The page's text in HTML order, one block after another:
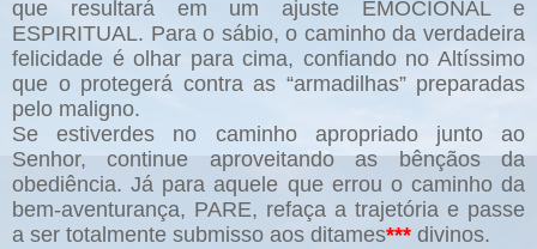
que resultará em um ajuste EMOCIONAL e
ESPIRITUAL. Para o sábio, o caminho da verdadeira
felicidade é olhar para cima, confiando no Altíssimo
que o protegerá contra as “armadilhas” preparadas
pelo maligno.
Se estiverdes no caminho apropriado junto ao
Senhor, continue aproveitando as bênçãos da
obediência. Já para aquele que errou o caminho da
bem-aventurança, PARE, refaça a trajetória e passe
a ser totalmente submisso aos ditames*** divinos.